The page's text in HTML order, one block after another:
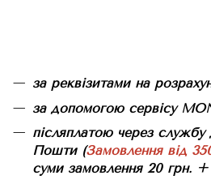
за реквізитами на
за допомогою сервісу
післяплатою через
Пошти (Замовлення від
суми замовлення 20 грн. +